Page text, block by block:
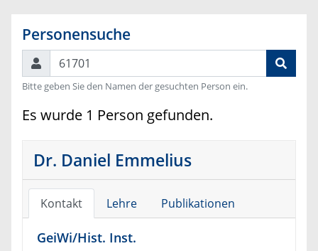
Personensuche
Suchen
Bitte geben Sie den Namen der gesuchten Person ein.
Es wurde 1 Person gefunden.
Dr. Daniel Emmelius
Kontakt Lehre Publikationen
GeiWi/Hist. Inst.